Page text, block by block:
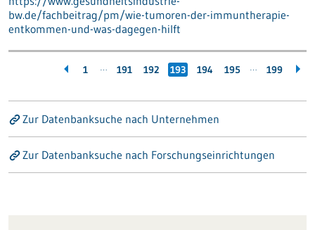
bw.de/fachbeitrag/pm/wie-tumoren-der-immuntherapie-
entkommen-und-was-dagegen-hilft
1 … 191 192 193 194 195 … 199
Zur Datenbanksuche nach Unternehmen
Zur Datenbanksuche nach Forschungseinrichtungen